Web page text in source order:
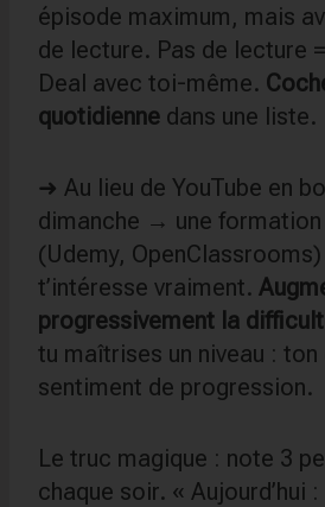
épisode maximum, mais
de lecture. Pas de lecture
Deal avec toi-même.
quotidienne dans une liste.
➜ Au lieu de YouTube en
dimanche → une formation
(Udemy,
t’intéresse vraiment.
progressivement la
tu maîtrises un niveau :
sentiment de progression.
Le truc magique : note 3
chaque soir. « Aujourd’hui